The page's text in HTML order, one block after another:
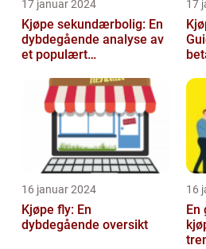
17 januar 2024
Kjøpe sekundærbolig: En
dybdegående analyse av
et populært
17
16 januar 2024
Kjøpe fly: En
dybdegående oversikt
16
En